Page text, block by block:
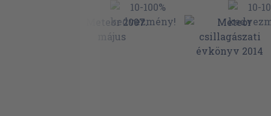
Paparó Margit: A Delta Scuti csillagok
Barcza Szabolcs: A gömhalmazok és a
szerkezetének megismerése
Nuspl János: A gravitációs mező